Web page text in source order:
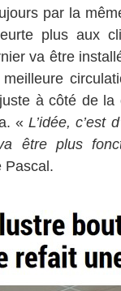
par la
plus aux
va être
à côté de
«L’idée, c’est
être plus
Pascal.